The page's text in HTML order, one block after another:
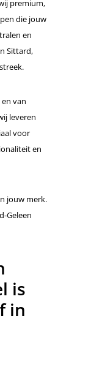
premium,
die jouw
en
Sittard,
van
leveren
voor
en
jouw merk.
Geleen
is
in